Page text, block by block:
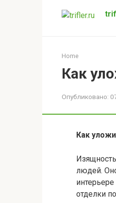
Home
Как
Опубликовано:
Как
людей.
отделки